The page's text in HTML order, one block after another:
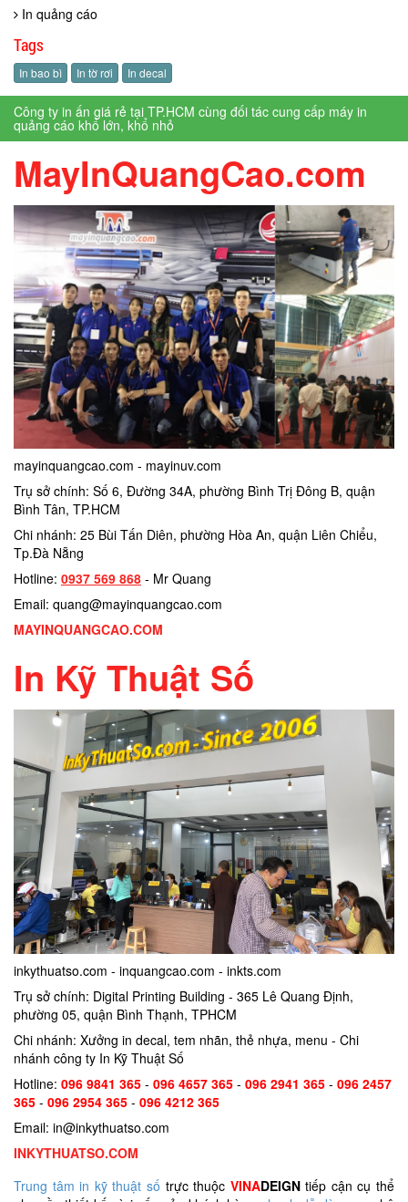
In quảng cáo
Tags
In bao bì In tờ rơi In decal
Công ty in ấn giá rẻ tại TP.HCM cùng đối tác cung cấp máy in
quảng cáo khổ lớn, khổ nhỏ
MayInQuangCao.com
mayinquangcao.com - mayinuv.com
Trụ sở chính: Số 6, Đường 34A, phường Bình Trị Đông B, quận
Bình Tân, TP.HCM
Chi nhánh: 25 Bùi Tấn Diên, phường Hòa An, quận Liên Chiểu,
Tp.Đà Nẵng
Hotline: 0937 569 868 - Mr Quang
Email: quang@mayinquangcao.com
MAYINQUANGCAO.COM
In Kỹ Thuật Số
inkythuatso.com - inquangcao.com - inkts.com
Trụ sở chính: Digital Printing Building - 365 Lê Quang Định,
phường 05, quận Bình Thạnh, TPHCM
Chi nhánh: Xưởng in decal, tem nhãn, thẻ nhựa, menu - Chi
nhánh công ty In Kỹ Thuật Số
Hotline: 096 9841 365 - 096 4657 365 - 096 2941 365 - 096 2457
365 - 096 2954 365 - 096 4212 365
Email: in@inkythuatso.com
INKYTHUATSO.COM
Trung tâm in kỹ thuật số trực thuộc VINADEIGNtiếp cận cụ thể